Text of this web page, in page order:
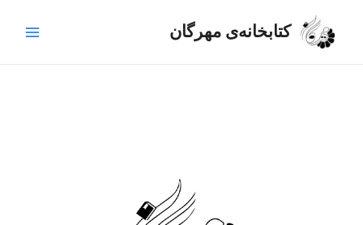
کتابخانه‌ی مهرگان